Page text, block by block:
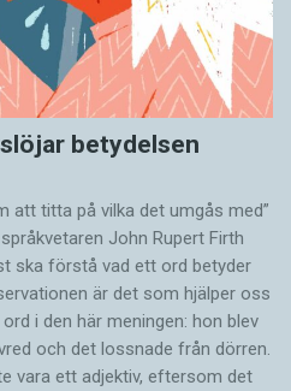
betydelsen
att titta på vilka det umgås med”
John Rupert Firth
ska förstå vad ett ord betyder
är det som hjälper oss
i den här meningen: hon blev
och det lossnade från dörren.
vara ett adjektiv, eftersom det